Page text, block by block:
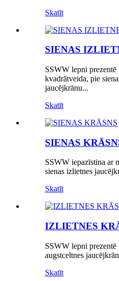
Skatīt
SIENAS
SSWW lepni
kvadrātveida, pie
jaucējkrānu...
Skatīt
SIENAS
SSWW iepazīstina
sienas izlietnes
Skatīt
IZLIETNES
SSWW lepni
augstceltnes
Skatīt